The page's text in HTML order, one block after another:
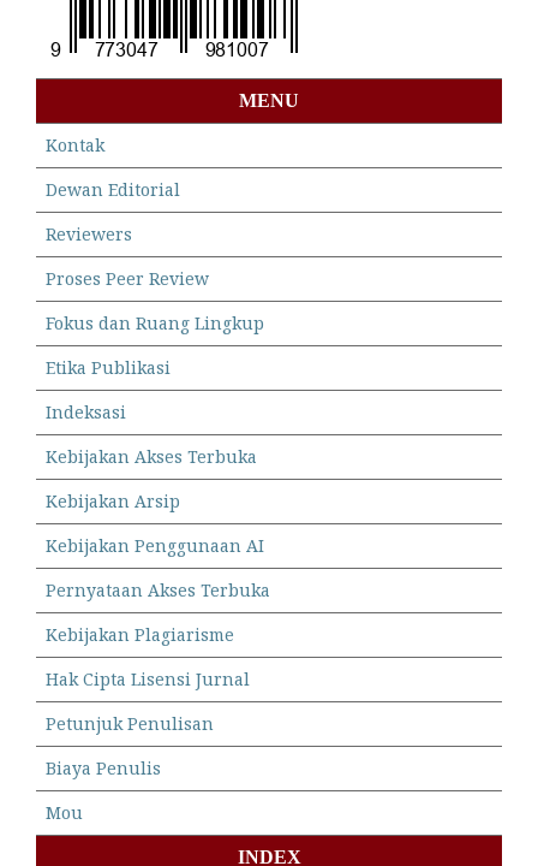
MENU
Kontak
Dewan Editorial
Reviewers
Proses Peer Review
Fokus dan Ruang Lingkup
Etika Publikasi
Indeksasi
Kebijakan Akses Terbuka
Kebijakan Arsip
Kebijakan Penggunaan AI
Pernyataan Akses Terbuka
Kebijakan Plagiarisme
Hak Cipta Lisensi Jurnal
Petunjuk Penulisan
Biaya Penulis
Mou
INDEX